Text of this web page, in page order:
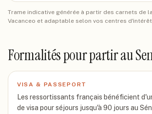
Trame indicative générée à partir des carnets de
Vacanceo et adaptable selon vos centres
Formalités pour partirau
VISA & PASSEPORT
Les ressortissants français bénéficient
de visa pour séjours jusqu'à 90 jours au